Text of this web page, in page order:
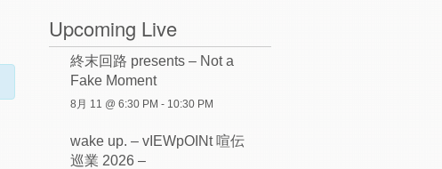
Upcoming Live
終末回路 presents – Not a
Fake Moment
8月 11 @ 6:30 PM - 10:30 PM
wake up. – vIEWpOINt 喧伝
巡業 2026 –